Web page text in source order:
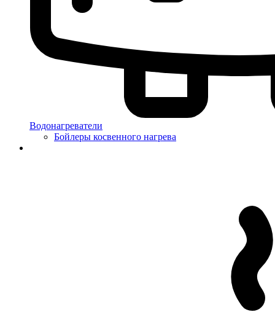
Водонагреватели
Бойлеры косвенного нагрева